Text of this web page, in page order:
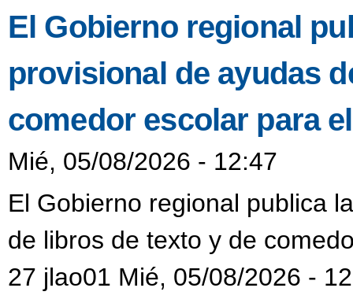
El Gobierno regional
provisional de ayudas
comedor escolar para
Mié, 05/08/2026 - 12:47
El Gobierno regional publica
de libros de texto y de
27 jlao01 Mié, 05/08/2026 -